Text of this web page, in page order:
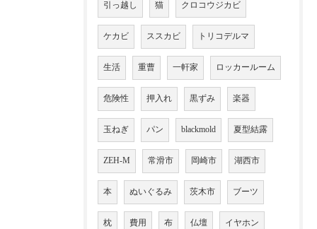
引っ越し 猫 クロコウジカビ
ケカビ ススカビ トリコデルマ
生活 重曹 一軒家 ロッカールーム
危険性 押入れ 黒ずみ 楽器
玉ねぎ パン blackmold 夏型結露
ZEH-M 常滑市 岡崎市 湖西市
本 ぬいぐるみ 茨木市 ブーツ
枕 費用 布 仏壇 イヤホン